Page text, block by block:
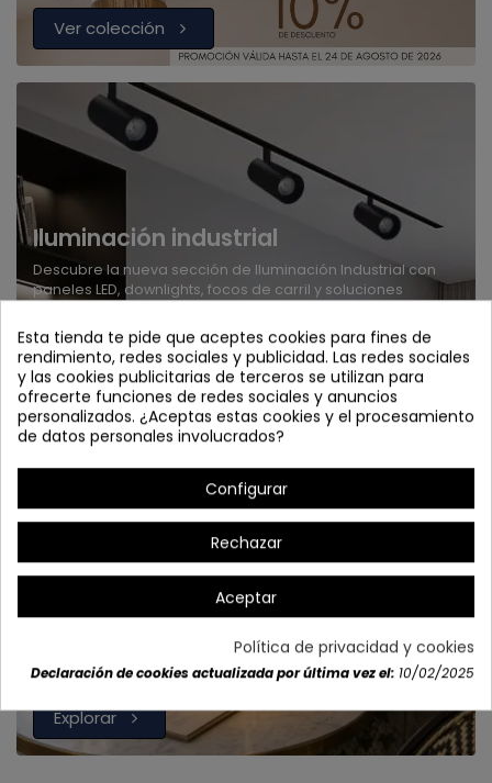
Ver colección
Iluminación industrial
Descubre la nueva sección de Iluminación Industrial con
paneles LED, downlights, focos de carril y soluciones
Explorar
Sobremesas recargables
Explorar
Esta tienda te pide que aceptes cookies para fines de
rendimiento, redes sociales y publicidad. Las redes sociales
y las cookies publicitarias de terceros se utilizan para
ofrecerte funciones de redes sociales y anuncios
personalizados. ¿Aceptas estas cookies y el procesamiento
de datos personales involucrados?
Configurar
Rechazar
Aceptar
Política de privacidad y cookies
Declaración de cookies actualizada por última vez el: 10/02/2025